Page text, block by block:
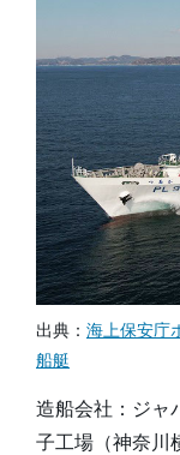
出典： 海上保安庁
船艇
造船会社：ジ
子工場（神奈川